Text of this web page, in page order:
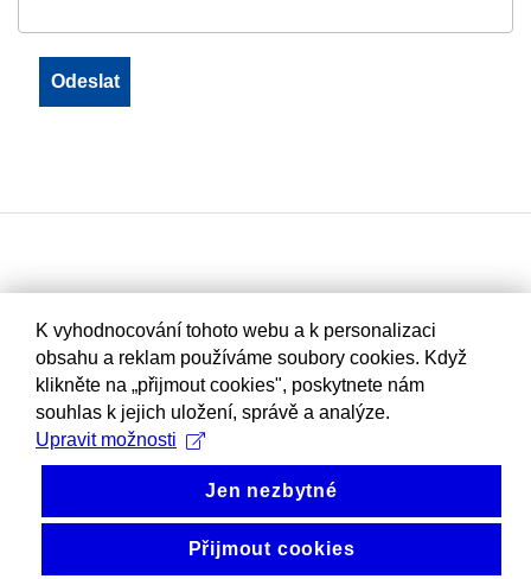
K vyhodnocování tohoto webu a k personalizaci
obsahu a reklam používáme soubory cookies. Když
klikněte na „přijmout cookies", poskytnete nám
souhlas k jejich uložení, správě a analýze.
Upravit možnosti
Jen nezbytné
Přijmout cookies